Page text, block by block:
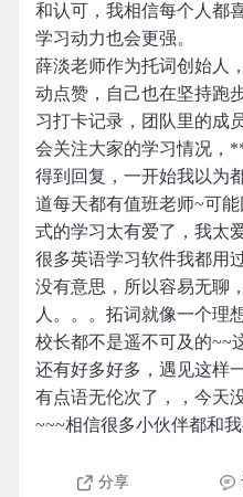
和认可，我相信每个人都
学习动力也会更强。
薛淡老师作为托词创始人
动点赞，自己也在坚持跑
习打卡记录，团队里的成
会关注大家的学习情况，
得到回复，一开始我以为
道每天都有值班老师~可
式的学习太有爱了，我太
很多英语学习软件我都用
没有意思，所以容易无聊
人。。。拓词就像一个理
校长都不是遥不可及的~~
还有好多好多，遇见这样
有点语无伦次了，，今天
~~~相信很多小伙伴都和
分享